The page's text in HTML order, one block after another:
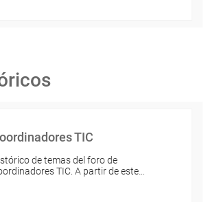
TIC
de temas del foro de
TIC. A partir de este…